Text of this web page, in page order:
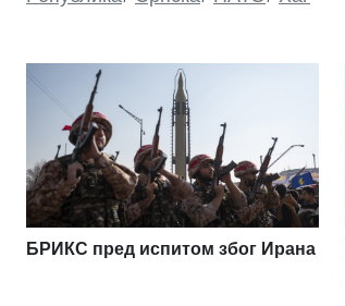
БРИКС пред испитом због Ирана